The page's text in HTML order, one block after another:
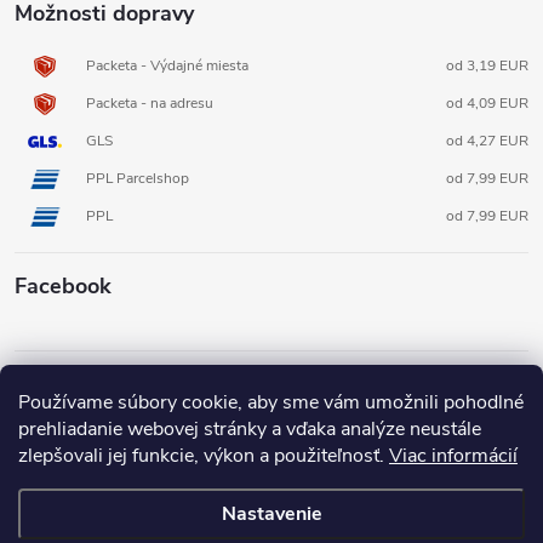
Používame súbory cookie, aby sme vám umožnili pohodlné
prehliadanie webovej stránky a vďaka analýze neustále
zlepšovali jej funkcie, výkon a použiteľnosť. Viac informácií
Nastavenie
Možnosti dopravy
Packeta - Výdajné miesta
od 3,19 EUR
Packeta - na adresu
od 4,09 EUR
GLS
od 4,27 EUR
PPL Parcelshop
od 7,99 EUR
PPL
od 7,99 EUR
Facebook